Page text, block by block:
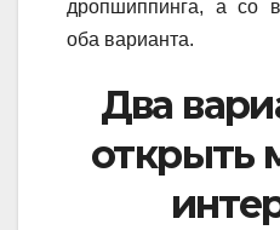
дропшиппинга, а со
оба варианта.
Два
открыть